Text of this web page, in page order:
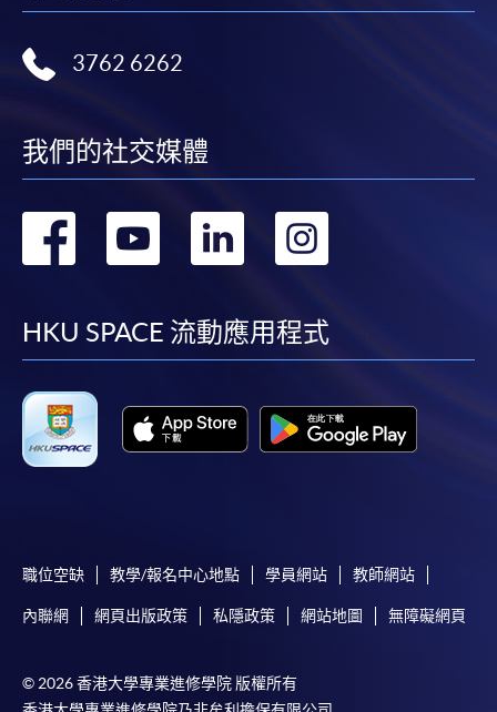
心或以郵遞方式，遞交「通知」及繳交所需費用。
有關繳費詳情，請參閱
課程/科目報名注意事項:
選用網上報名服務必須在已接駁互聯網及支援
JavaScript程式瀏覽器的電腦上進行。建議選用
申請人不應閒置申請超過10分鐘。否則，申請人
必須重新開始整個申請程序。
報讀優惠，請親臨學院的報名中心報名。
在網上報名過程中，由於提交課程申請和付款在系
申請人應注意，不論親身或網上報讀，相同的課
在網上報名過程中，付款成功後，網頁將顯示付款
子郵件帳戶。請保留確定回條作日後查詢用途。
3762 6262
我們的社交媒體
轉
facebook
轉
youtube
轉
linkedin
HKU SPACE 流動應用程式
職位空缺 教學/報名中心地點 學員網站 教師網站
內聯網 網頁出版政策 私隱政策 網站地圖 無障礙網頁
© 2026 香港大學專業進修學院 版權所有